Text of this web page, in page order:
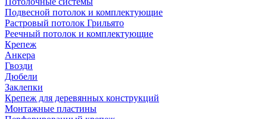
Подвесной потолок и комплектующие
Растровый потолок Грильято
Реечный потолок и комплектующие
Крепеж
Анкера
Гвозди
Дюбели
Заклепки
Крепеж для деревянных конструкций
Монтажные пластины